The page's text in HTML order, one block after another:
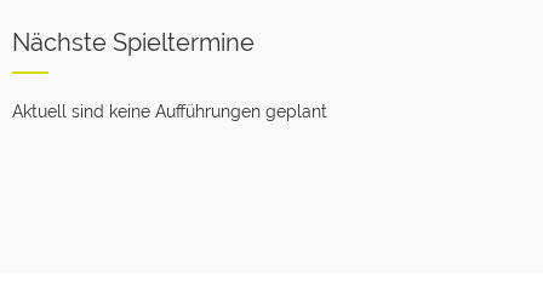
Nächste Spieltermine
Aktuell sind keine Aufführungen geplant